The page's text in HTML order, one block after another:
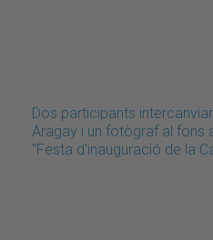
Dos participants
Aragay i un fotògraf al fons
"Festa d'inauguració de la